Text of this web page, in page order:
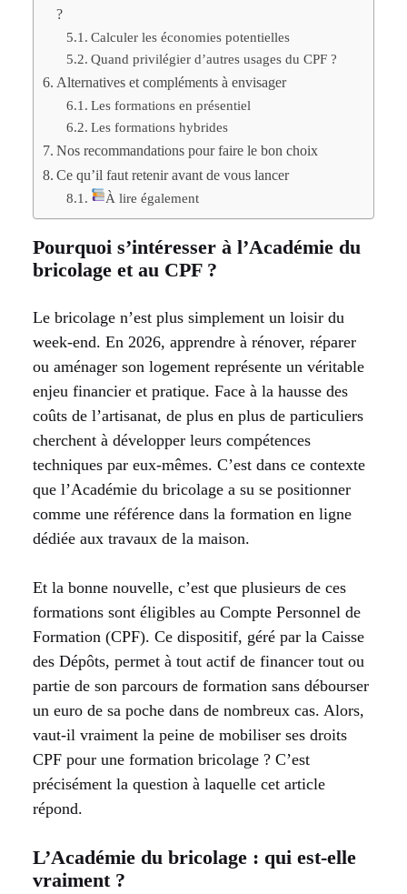
?
Calculer les économies potentielles
Quand privilégier d’autres usages du CPF ?
Alternatives et compléments à envisager
Les formations en présentiel
Les formations hybrides
Nos recommandations pour faire le bon choix
Ce qu’il faut retenir avant de vous lancer
À lire également
Pourquoi s’intéresser à l’Académie du
bricolage et au CPF ?
Le bricolage n’est plus simplement un loisir du
week-end. En 2026, apprendre à rénover, réparer
ou aménager son logement représente un véritable
enjeu financier et pratique. Face à la hausse des
coûts de l’artisanat, de plus en plus de particuliers
cherchent à développer leurs compétences
techniques par eux-mêmes. C’est dans ce contexte
que l’Académie du bricolage a su se positionner
comme une référence dans la formation en ligne
dédiée aux travaux de la maison.
Et la bonne nouvelle, c’est que plusieurs de ces
formations sont éligibles au Compte Personnel de
Formation (CPF). Ce dispositif, géré par la Caisse
des Dépôts, permet à tout actif de financer tout ou
partie de son parcours de formation sans débourser
un euro de sa poche dans de nombreux cas. Alors,
vaut-il vraiment la peine de mobiliser ses droits
CPF pour une formation bricolage ? C’est
précisément la question à laquelle cet article
répond.
L’Académie du bricolage : qui est-elle
vraiment ?